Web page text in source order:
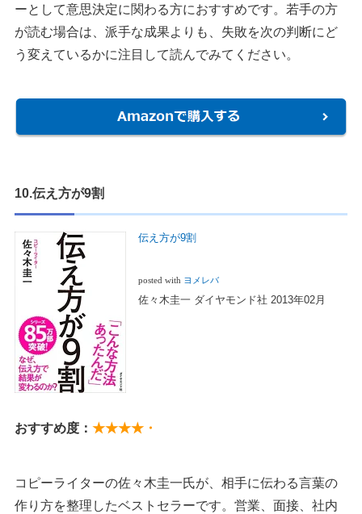
ーとして意思決定に関わる方におすすめです。若手の方
が読む場合は、派手な成果よりも、失敗を次の判断にど
う変えているかに注目して読んでみてください。
10.伝え方が9割
伝え方が9割
posted with ヨメレバ
佐々木圭一 ダイヤモンド社 2013年02月
おすすめ度： ★★★★・
コピーライターの佐々木圭一氏が、相手に伝わる言葉の
作り方を整理したベストセラーです。営業、面接、社内